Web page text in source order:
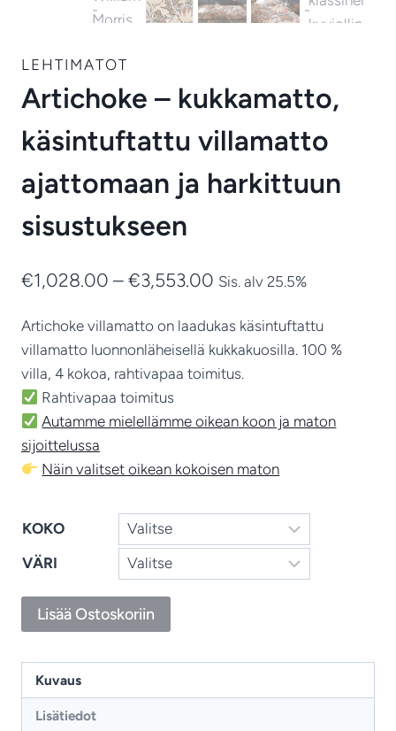
LEHTIMATOT
Artichoke – kukkamatto,
käsintuftattu villamatto
ajattomaan ja harkittuun
sisustukseen
€1,028.00 – €3,553.00 Hintaluokka:
€3,553.00
Sis. alv 25.5%
Artichoke villamatto on laadukas käsintuftattu
villamatto luonnonläheisellä kukkakuosilla. 100 %
villa, 4 kokoa, rahtivapaa toimitus.
Rahtivapaa toimitus
Autamme mielellämme oikean koon ja maton
sijoittelussa
Näin valitset oikean kokoisen maton
KOKO
VÄRI
Artichoke
-
käsintuftattu
villamatto
Lisää Ostoskoriin
Kuvaus
Lisätiedot